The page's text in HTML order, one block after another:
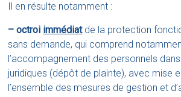
Il en résulte notamment :
– octroi immédiatde la protection
sans demande, qui comprend
l’accompagnement des personnels
juridiques (dépôt de plainte), avec mise
l’ensemble des mesures de gestion et